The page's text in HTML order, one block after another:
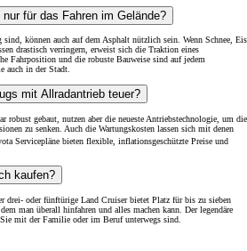
für das Fahren im Gelände?
können auch auf dem Asphalt nützlich sein. Wenn Schnee, Eis
drastisch verringern, erweist sich die Traktion eines
Fahrposition und die robuste Bauweise sind auf jedem
auch in der Stadt.
mit Allradantrieb teuer?
robust gebaut, nutzen aber die neueste Antriebstechnologie, um die
zu senken. Auch die Wartungskosten lassen sich mit denen
Servicepläne bieten flexible, inflationsgeschützte Preise und
kaufen?
drei- oder fünftürige Land Cruiser bietet Platz für bis zu sieben
man überall hinfahren und alles machen kann. Der legendäre
mit der Familie oder im Beruf unterwegs sind.